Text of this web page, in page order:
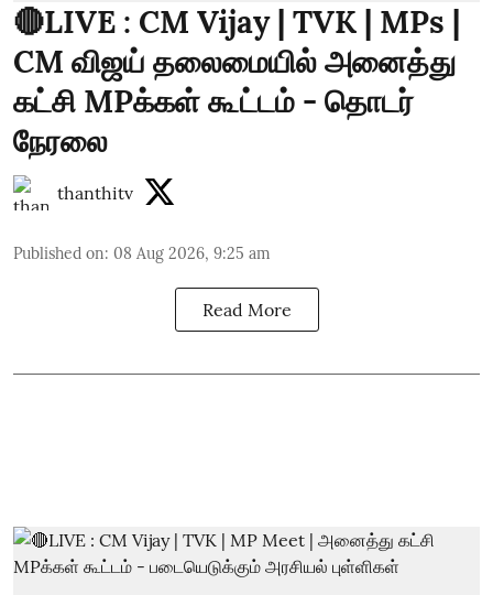
🔴LIVE : CM Vijay | TVK | MPs |
CM விஜய் தலைமையில் அனைத்து
கட்சி MPக்கள் கூட்டம் - தொடர்
நேரலை
thanthitv
Published on: 08 Aug 2026, 9:25 am
Read More